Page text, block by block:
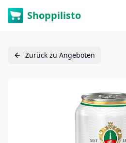
Shoppilisto
Zurück zu Angeboten